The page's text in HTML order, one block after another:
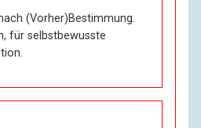
(Vorher)Bestimmung.
für selbstbewusste